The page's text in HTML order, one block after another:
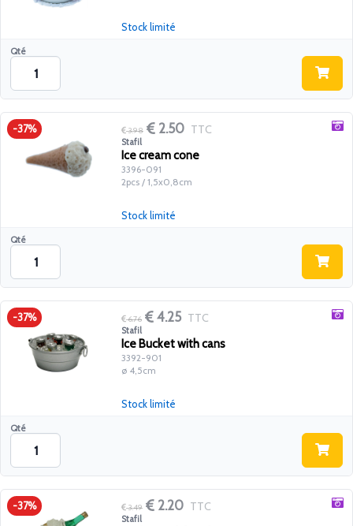
Qté
Stock limité
-37% 3.98 2.50 TTC
Stafil
Ice cream cone
3396-091
2pcs / 1,5x0,8cm
Qté
Stock limité
-37% 6.76 4.25 TTC
Stafil
Ice Bucket with cans
3392-901
ø 4,5cm
Qté
Stock limité
-37% 3.49 2.20 TTC
Stafil